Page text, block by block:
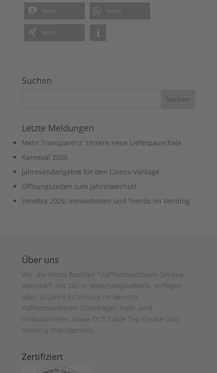
teilen teilen
teilen
Suchen
Letzte Meldungen
Mehr Transparenz: Unsere neue Lieferpauschale
Karneval 2026
Jahresendangebot für den Coinco Vantage
Öffnungszeiten zum Jahreswechsel
Vendtra 2025: Innovationen und Trends im Vending
Über uns
Wir, die Firma Boddart *Kaffeemaschinen-Service-
Vertrieb*, mit Sitz in Mönchengladbach, verfügen
über 30 Jahre Erfahrung im Bereich
Kaffeemaschinen (Siebträger, Halb- und
Vollautomaten, sowie OCS Table Top Geräte und
Vending Standgeräte).
Zertifiziert